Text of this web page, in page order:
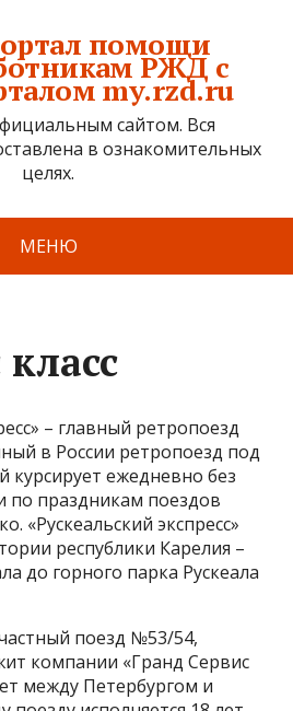
помощи
РЖД с
my.rzd.ru
сайтом. Вся
в ознакомительных
целях.
МЕНЮ
– главный ретропоезд
в России ретропоезд под
курсирует ежедневно без
по праздникам поездов
«Рускеальский экспресс»
республики Карелия –
до горного парка Рускеала
поезд №53/54,
компании «Гранд Сервис
между Петербургом и